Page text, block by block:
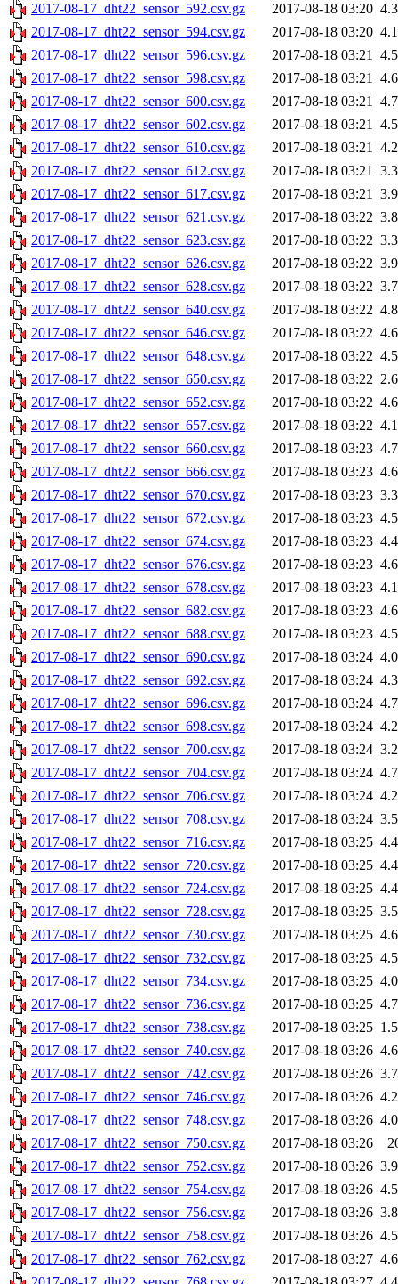
2017-08-17_dht22_sensor_592.csv.gz
2017-08-18 03:20
2017-08-17_dht22_sensor_594.csv.gz
2017-08-18 03:20
2017-08-17_dht22_sensor_596.csv.gz
2017-08-18 03:21
2017-08-17_dht22_sensor_598.csv.gz
2017-08-18 03:21
2017-08-17_dht22_sensor_600.csv.gz
2017-08-18 03:21
2017-08-17_dht22_sensor_602.csv.gz
2017-08-18 03:21
2017-08-17_dht22_sensor_610.csv.gz
2017-08-18 03:21
2017-08-17_dht22_sensor_612.csv.gz
2017-08-18 03:21
2017-08-17_dht22_sensor_617.csv.gz
2017-08-18 03:21
2017-08-17_dht22_sensor_621.csv.gz
2017-08-18 03:22
2017-08-17_dht22_sensor_623.csv.gz
2017-08-18 03:22
2017-08-17_dht22_sensor_626.csv.gz
2017-08-18 03:22
2017-08-17_dht22_sensor_628.csv.gz
2017-08-18 03:22
2017-08-17_dht22_sensor_640.csv.gz
2017-08-18 03:22
2017-08-17_dht22_sensor_646.csv.gz
2017-08-18 03:22
2017-08-17_dht22_sensor_648.csv.gz
2017-08-18 03:22
2017-08-17_dht22_sensor_650.csv.gz
2017-08-18 03:22
2017-08-17_dht22_sensor_652.csv.gz
2017-08-18 03:22
2017-08-17_dht22_sensor_657.csv.gz
2017-08-18 03:22
2017-08-17_dht22_sensor_660.csv.gz
2017-08-18 03:23
2017-08-17_dht22_sensor_666.csv.gz
2017-08-18 03:23
2017-08-17_dht22_sensor_670.csv.gz
2017-08-18 03:23
2017-08-17_dht22_sensor_672.csv.gz
2017-08-18 03:23
2017-08-17_dht22_sensor_674.csv.gz
2017-08-18 03:23
2017-08-17_dht22_sensor_676.csv.gz
2017-08-18 03:23
2017-08-17_dht22_sensor_678.csv.gz
2017-08-18 03:23
2017-08-17_dht22_sensor_682.csv.gz
2017-08-18 03:23
2017-08-17_dht22_sensor_688.csv.gz
2017-08-18 03:23
2017-08-17_dht22_sensor_690.csv.gz
2017-08-18 03:24
2017-08-17_dht22_sensor_692.csv.gz
2017-08-18 03:24
2017-08-17_dht22_sensor_696.csv.gz
2017-08-18 03:24
2017-08-17_dht22_sensor_698.csv.gz
2017-08-18 03:24
2017-08-17_dht22_sensor_700.csv.gz
2017-08-18 03:24
2017-08-17_dht22_sensor_704.csv.gz
2017-08-18 03:24
2017-08-17_dht22_sensor_706.csv.gz
2017-08-18 03:24
2017-08-17_dht22_sensor_708.csv.gz
2017-08-18 03:24
2017-08-17_dht22_sensor_716.csv.gz
2017-08-18 03:25
2017-08-17_dht22_sensor_720.csv.gz
2017-08-18 03:25
2017-08-17_dht22_sensor_724.csv.gz
2017-08-18 03:25
2017-08-17_dht22_sensor_728.csv.gz
2017-08-18 03:25
2017-08-17_dht22_sensor_730.csv.gz
2017-08-18 03:25
2017-08-17_dht22_sensor_732.csv.gz
2017-08-18 03:25
2017-08-17_dht22_sensor_734.csv.gz
2017-08-18 03:25
2017-08-17_dht22_sensor_736.csv.gz
2017-08-18 03:25
2017-08-17_dht22_sensor_738.csv.gz
2017-08-18 03:25
2017-08-17_dht22_sensor_740.csv.gz
2017-08-18 03:26
2017-08-17_dht22_sensor_742.csv.gz
2017-08-18 03:26
2017-08-17_dht22_sensor_746.csv.gz
2017-08-18 03:26
2017-08-17_dht22_sensor_748.csv.gz
2017-08-18 03:26
2017-08-17_dht22_sensor_750.csv.gz
2017-08-18 03:26
2017-08-17_dht22_sensor_752.csv.gz
2017-08-18 03:26
2017-08-17_dht22_sensor_754.csv.gz
2017-08-18 03:26
2017-08-17_dht22_sensor_756.csv.gz
2017-08-18 03:26
2017-08-17_dht22_sensor_758.csv.gz
2017-08-18 03:26
2017-08-17_dht22_sensor_762.csv.gz
2017-08-18 03:27